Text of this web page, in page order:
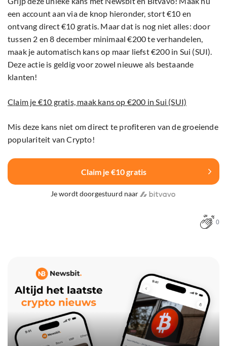
een account aan via de knop hieronder, stort €10 en
ontvang direct €10 gratis. Maar dat is nog niet alles: door
tussen 2 en 8 december minimaal €200 te verhandelen,
maak je automatisch kans op maar liefst €200 in Sui (SUI).
Deze actie is geldig voor zowel nieuwe als bestaande
klanten!
Claim je €10 gratis, maak kans op €200 in Sui (SUI)
Mis deze kans niet om direct te profiteren van de groeiende
populariteit van Crypto!
Claim je €10 gratis
Je wordt doorgestuurd naar
0